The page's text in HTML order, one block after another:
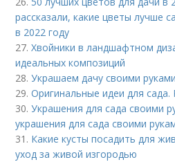
рассказали, какие цветы лучше
в 2022 году
27.Хвойники в ландшафтном
идеальных композиций
28.Украшаем дачу своими
29.Оригинальные идеи для сада.
30.Украшения для сада своими
украшения для сада своими
31. Какие кусты посадить для
уход за живой изгородью